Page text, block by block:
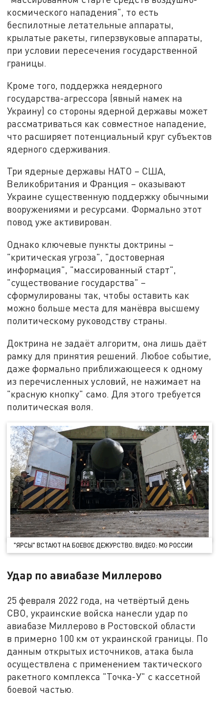
космического нападения", то есть
беспилотные летательные аппараты,
крылатые ракеты, гиперзвуковые аппараты,
при условии пересечения государственной
границы.
Кроме того, поддержка неядерного
государства-агрессора (явный намек на
Украину) со стороны ядерной державы может
рассматриваться как совместное нападение,
что расширяет потенциальный круг субъектов
ядерного сдерживания.
Три ядерные державы НАТО – США,
Великобритания и Франция – оказывают
Украине существенную поддержку обычными
вооружениями и ресурсами. Формально этот
повод уже активирован.
Однако ключевые пункты доктрины –
"критическая угроза", "достоверная
информация", "массированный старт",
"существование государства" –
сформулированы так, чтобы оставить как
можно больше места для манёвра высшему
политическому руководству страны.
Доктрина не задаёт алгоритм, она лишь даёт
рамку для принятия решений. Любое событие,
даже формально приближающееся к одному
из перечисленных условий, не нажимает на
"красную кнопку" само. Для этого требуется
политическая воля.
"ЯРСЫ" ВСТАЮТ НА БОЕВОЕ ДЕЖУРСТВО. ВИДЕО: МО РОССИИ
Удар по авиабазе Миллерово
25 февраля 2022 года, на четвёртый день
СВО, украинские войска нанесли удар по
авиабазе Миллерово в Ростовской области
в примерно 100 км от украинской границы. По
данным открытых источников, атака была
осуществлена с применением тактического
ракетного комплекса "Точка-У" с кассетной
боевой частью.